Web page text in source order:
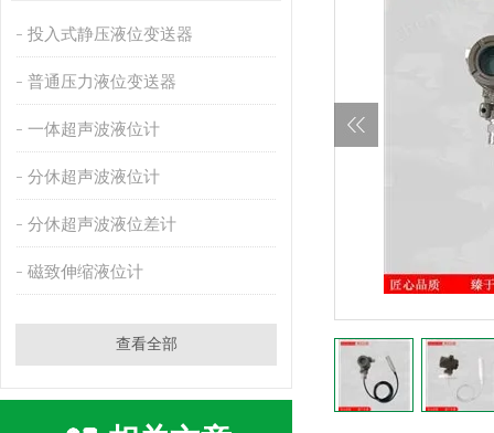
投入式静压液位变送器
普通压力液位变送器
一体超声波液位计
分休超声波液位计
分休超声波液位差计
磁致伸缩液位计
查看全部